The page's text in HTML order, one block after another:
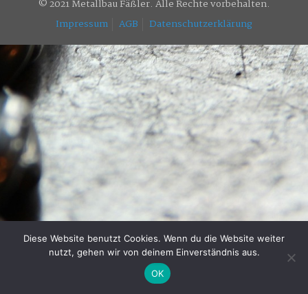
© 2021 Metallbau Fäßler. Alle Rechte vorbehalten.
Impressum
AGB Datenschutzerklärung
Diese Website benutzt Cookies. Wenn du die Website weiter
nutzt, gehen wir von deinem Einverständnis aus.
OK